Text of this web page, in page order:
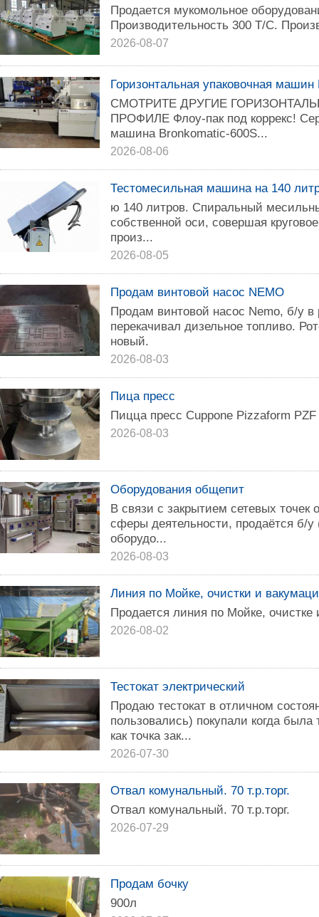
Пpoдaeтcя мyкoмoльнoe
Пpoизвoдитeльнocть 300 T/C.
2026-08-07
Горизонтальная упаковочная
СМОТРИТЕ ДРУГИЕ
ПРОФИЛЕ Флоу-пак под коррекс!
машина Bronkomatic-600S...
2026-08-06
Тестомесильная машина на 140
ю 140 литров. Спиральный
собственной оси, совершая
произ...
2026-08-05
Продам винтовой насос NEMO
Продам винтовой насос Nemo, б/у в
перекачивал дизельное топливо.
новый.
2026-08-03
Пица пресс
Пицца пресс Cuppone Pizzaform
2026-08-03
Оборудования общепит
В связи с закрытием сетевых точек
сферы деятельности, продаётся б/
оборудо...
2026-08-03
Линия по Мойке, очистки и
Продается линия по Мойке,
2026-08-02
Тестокат электрический
Продаю тестокат в отличном
пользовались) покупали когда была
как точка зак...
2026-07-30
Отвал комунальный. 70 т.р.торг.
Отвал комунальный. 70 т.р.торг.
2026-07-29
Продам бочку
900л